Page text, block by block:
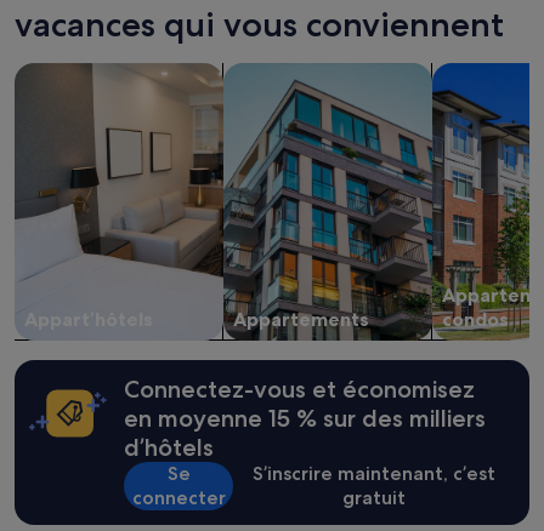
heures
sur
la
base
pour
2 adultes.
et
disponibilité
sont
susceptibles
changer.
Des
supplémentaires
s’appliquer.
vacances qui vous conviennent
Appart’hôtels
Rechercher des appart’hôtels
Appartements
Rechercher des appartements
condos
Rechercher
Connectez-vous et économisez
en moyenne 15 % sur des milliers
d’hôtels
Se
connecter
S’inscrire maintenant, c’est
gratuit